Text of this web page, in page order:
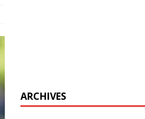
ARCHIVES